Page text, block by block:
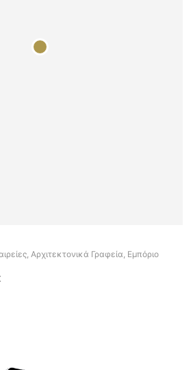
Αρχιτεκτονικά Γραφεία, Εμπόριο